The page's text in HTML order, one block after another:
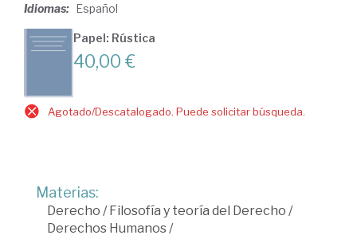
Idiomas: Español
Papel: Rústica
40,00 €
Agotado/Descatalogado. Puede solicitar búsqueda.
Materias:
Derecho /Filosofía y teoría del Derecho /
Derechos Humanos/